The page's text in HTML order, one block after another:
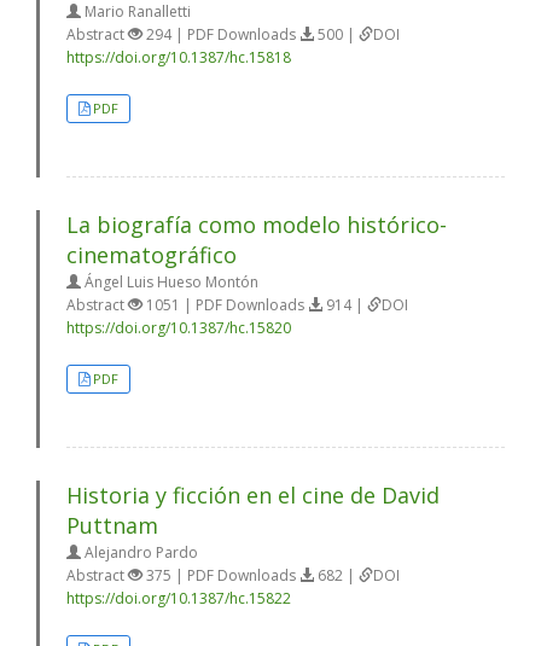
Mario Ranalletti
Abstract
294 | PDF Downloads 500 |
DOI
https://doi.org/10.1387/hc.15818
PDF
La biografía como modelo histórico-
cinematográfico
Ángel Luis Hueso Montón
Abstract
1051 | PDF Downloads 914 |
DOI
https://doi.org/10.1387/hc.15820
PDF
Historia y ficción en el cine de David
Puttnam
Alejandro Pardo
Abstract
375 | PDF Downloads 682 |
DOI
https://doi.org/10.1387/hc.15822